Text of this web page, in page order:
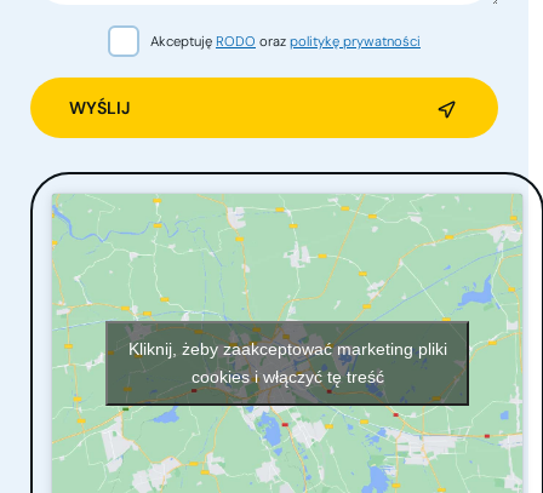
Akceptuję RODO oraz politykę prywatności
Kliknij, żeby zaakceptować marketing pliki
cookies i włączyć tę treść